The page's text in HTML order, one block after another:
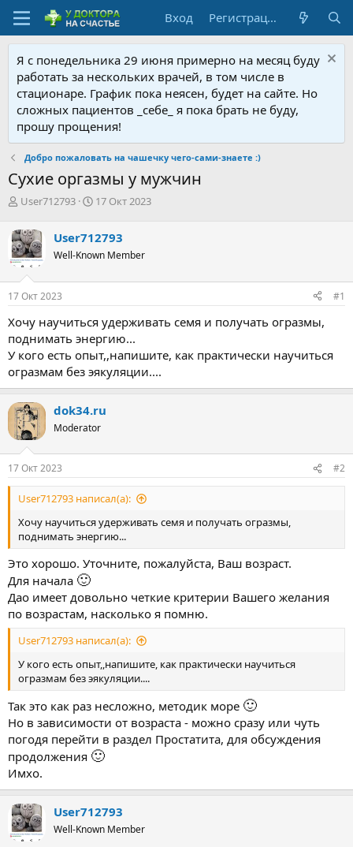
Вход Регистрация
Я с понедельника 29 июня примерно на месяц буду
работать за нескольких врачей, в том числе в
стационаре. График пока неясен, будет на сайте. Но
сложных пациентов _себе_ я пока брать не буду,
прошу прощения!
Добро пожаловать на чашечку чего-сами-знаете :)
Сухие оргазмы у мужчин
А
т
о
р
т
е
м
User712793
Д
а
н
ч
а
17 Окт 2023
User712793
Well-Known Member
17 Окт 2023 #1
Хочу научиться удерживать семя и получать огразмы,
поднимать энергию...
У кого есть опыт,,напишите, как практически научиться
огразмам без эякуляции....
dok34.ru
Moderator
17 Окт 2023 #2
User712793 написал(а):
Хочу научиться удерживать семя и получать огразмы,
поднимать энергию...
Это хорошо. Уточните, пожалуйста, Ваш возраст.
Для начала 🙂
Дао имеет довольно четкие критерии Вашего желания
по возрастам, насколько я помню.
User712793 написал(а):
У кого есть опыт,,напишите, как практически научиться
огразмам без эякуляции....
Так это как раз несложно, методик море 🙂
Но в зависимости от возраста - можно сразу или чуть
погодя перейти в раздел Простатита, для обсуждения
продолжения 🙂
Имхо.
User712793
Well-Known Member